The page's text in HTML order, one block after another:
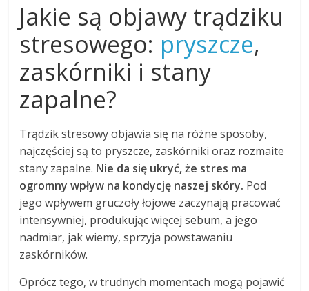
Jakie są objawy trądziku
stresowego: pryszcze,
zaskórniki i stany
zapalne?
Trądzik stresowy objawia się na różne sposoby,
najczęściej są to pryszcze, zaskórniki oraz rozmaite
stany zapalne. Nie da się ukryć, że stres ma
ogromny wpływ na kondycję naszej skóry. Pod
jego wpływem gruczoły łojowe zaczynają pracować
intensywniej, produkując więcej sebum, a jego
nadmiar, jak wiemy, sprzyja powstawaniu
zaskórników.
Oprócz tego, w trudnych momentach mogą pojawić